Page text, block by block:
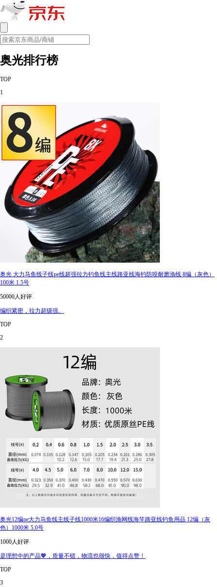
奥光排行榜
TOP
1
奥光 大力马鱼线子线pe线超强拉力钓鱼线主线路亚线海钓防咬耐磨渔线 8编（灰色）
100米 1.5号
50000人好评
编织紧密，拉力超级强。
TOP
2
奥光12编pe大力马鱼线主线子线1000米16编织渔网线海竿路亚线钓鱼用品 12编（灰
色）1000米 5.0号
1000人好评
是理想中的产品💖，质量不错，物流也很快，值得点赞！
TOP
3